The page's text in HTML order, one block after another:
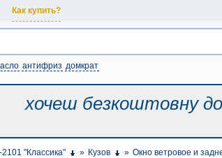
Как купить?
антифриз домкрат
хочеш безкоштовну
"Классика" » Кузов » Окно ветровое и